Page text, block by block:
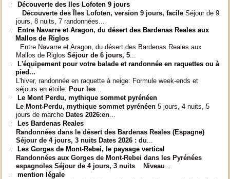
Découverte des Iles Lofoten 9 jours
Découverte des Îles Lofoten, version 9 jours, facile Séjour de 9
jours, 8 nuits, 7 randonnées...
Entre Navarre et Aragon, du désert des Bardenas Reales aux
Mallos de Riglos
Entre Navarre et Aragon, du désert des Bardenas Reales aux
Mallos de RiglosSéjour de 6 jours, 5...
L'équipement pour votre balade et randonnée en raquettes ou à
pied...
L'hiver, randonnée en raquette à neige: Formule week-ends et
séjours en étoile: Pour les...
Le Mont Perdu, mythique sommet pyrénéen
Le Mont-Perdu, mythique sommet pyrénéen 5 jours, 4 nuits, 5
jours de marche Dates 2026:en...
Les Bardenas Reales
Randonnées dans le désert des Bardenas Reales (Espagne)
Séjour de 4 jours, 3 nuits Dates 2026 :du...
Les Gorges de Mont-Rebei, le paysage vertical
Randonnées aux Gorges de Mont-Rebei dans les Pyrénées
espagnoles Séjour de 4 jours, 3 nuits Niveau...
mention légale